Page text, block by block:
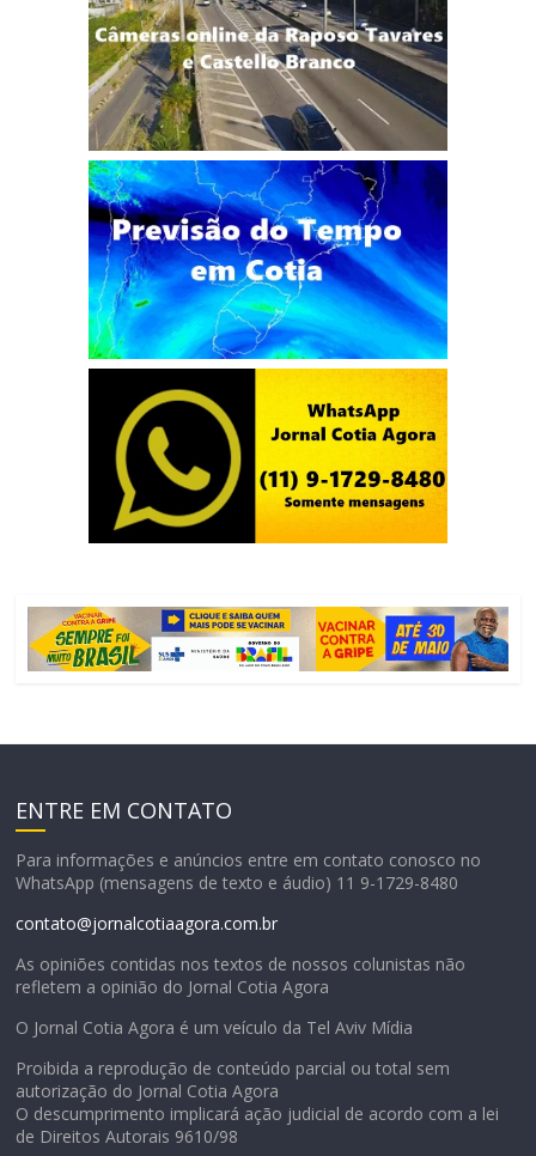
ENTRE EM CONTATO
Para informações e anúncios entre em contato conosco no
WhatsApp (mensagens de texto e áudio) 11 9-1729-8480
contato@jornalcotiaagora.com.br
As opiniões contidas nos textos de nossos colunistas não
refletem a opinião do Jornal Cotia Agora
O Jornal Cotia Agora é um veículo da Tel Aviv Mídia
Proibida a reprodução de conteúdo parcial ou total sem
autorização do Jornal Cotia Agora
O descumprimento implicará ação judicial de acordo com a lei
de Direitos Autorais 9610/98